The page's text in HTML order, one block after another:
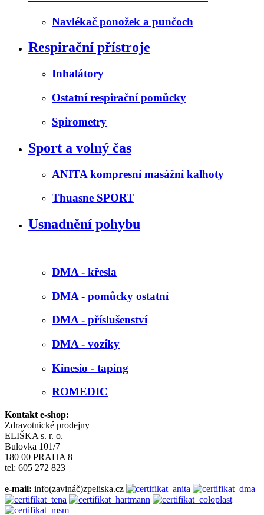
Navlékač ponožek a punčoch
Respirační přístroje
Inhalátory
Ostatní respirační pomůcky
Spirometry
Sport a volný čas
ANITA kompresní masážní kalhoty
Thuasne SPORT
Usnadnění pohybu
DMA - křesla
DMA - pomůcky ostatní
DMA - příslušenství
DMA - vozíky
Kinesio - taping
ROMEDIC
Kontakt e-shop:
Zdravotnické prodejny
ELIŠKA s. r. o.
Bulovka 101/7
180 00 PRAHA 8
tel: 605 272 823
e-mail: info(zavináč)zpeliska.cz